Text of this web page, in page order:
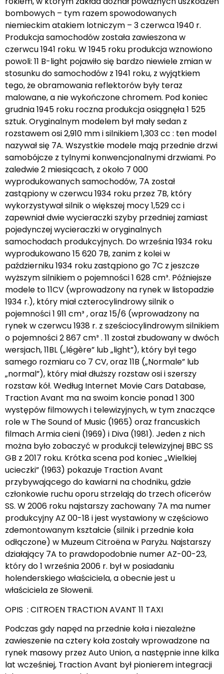
bombowych – tym razem spowodowanych
niemieckim atakiem lotniczym – 3 czerwca 1940 r.
Produkcja samochodów została zawieszona w
czerwcu 1941 roku. W 1945 roku produkcja wznowiono
powoli: 11 B-light pojawiło się bardzo niewiele zmian w
stosunku do samochodów z 1941 roku, z wyjątkiem
tego, że obramowania reflektorów były teraz
malowane, a nie wykończone chromem. Pod koniec
grudnia 1945 roku roczna produkcja osiągnęła 1 525
sztuk. Oryginalnym modelem był mały sedan z
rozstawem osi 2,910 mm i silnikiem 1,303 cc : ten model
nazywał się 7A. Wszystkie modele mają przednie drzwi
samobójcze z tylnymi konwencjonalnymi drzwiami. Po
zaledwie 2 miesiącach, z około 7 000
wyprodukowanych samochodów, 7A został
zastąpiony w czerwcu 1934 roku przez 7B, który
wykorzystywał silnik o większej mocy 1,529 cc i
zapewniał dwie wycieraczki szyby przedniej zamiast
pojedynczej wycieraczki w oryginalnych
samochodach produkcyjnych. Do września 1934 roku
wyprodukowano 15 620 7B, zanim z kolei w
październiku 1934 roku zastąpiono go 7C z jeszcze
wyższym silnikiem o pojemności 1 628 cm³. Późniejsze
modele to 11CV (wprowadzony na rynek w listopadzie
1934 r.), który miał czterocylindrowy silnik o
pojemności 1 911 cm³ , oraz 15/6 (wprowadzony na
rynek w czerwcu 1938 r. z sześciocylindrowym silnikiem
o pojemności 2 867 cm³ . 11 został zbudowany w dwóch
wersjach, 11BL („légère” lub „light”), który był tego
samego rozmiaru co 7 CV, oraz 11B („Normale” lub
„normal”), który miał dłuższy rozstaw osi i szerszy
rozstaw kół. Według Internet Movie Cars Database,
Traction Avant ma na swoim koncie ponad 1 300
występów filmowych i telewizyjnych, w tym znaczące
role w The Sound of Music (1965) oraz francuskich
filmach Armia cieni (1969) i Diva (1981). Jeden z nich
można było zobaczyć w produkcji telewizyjnej BBC SS
GB z 2017 roku. Krótka scena pod koniec „Wielkiej
ucieczki” (1963) pokazuje Traction Avant
przybywającego do kawiarni na chodniku, gdzie
członkowie ruchu oporu strzelają do trzech oficerów
SS. W 2006 roku najstarszy zachowany 7A ma numer
produkcyjny AZ 00-18 i jest wystawiony w częściowo
zdemontowanym kształcie (silnik i przednie koła
odłączone) w Muzeum Citroëna w Paryżu. Najstarszy
działający 7A to prawdopodobnie numer AZ-00-23,
który do 1 września 2006 r. był w posiadaniu
holenderskiego właściciela, a obecnie jest u
właściciela ze Słowenii.
OPIS : CITROEN TRACTION AVANT 11 TAXI
Podczas gdy napęd na przednie koła i niezależne
zawieszenie na cztery koła zostały wprowadzone na
rynek masowy przez Auto Union, a następnie inne kilka
lat wcześniej, Traction Avant był pionierem integracji